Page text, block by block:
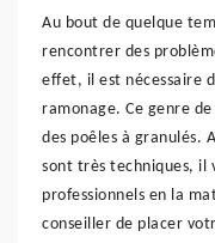
Au bout de quelque
rencontrer des
effet, il est nécessaire
ramonage. Ce genre
des poêles à granulés.
sont très techniques, il
professionnels en la
conseiller de placer